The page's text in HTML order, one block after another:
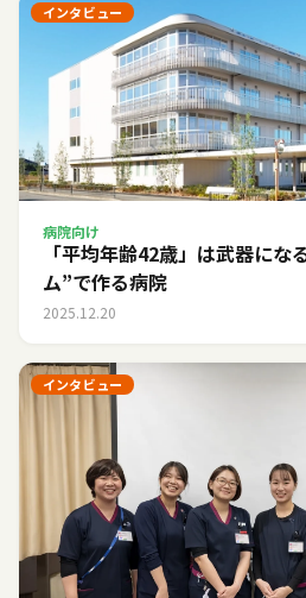
インタビュー
病院向け
「平均年齢42歳」は武器にな
ム”で作る病院
2025.12.20
インタビュー